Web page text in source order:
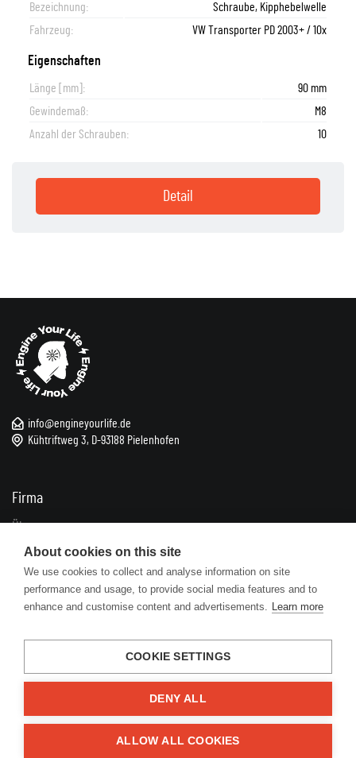
Bezeichnung:
Schraube, Kipphebelwelle
Fahrzeug:
VW Transporter PD 2003+ / 10x
Eigenschaften
Länge [mm]:
90 mm
Gewindemaß:
M8
Anzahl der Schrauben:
10
Detail
info@engineyourlife.de
Kühtriftweg 3, D-93188 Pielenhofen
Firma
Über uns
Impressum
Kontakte
Informationen
FAQ
Zuschüsse
About cookies on this site
We use cookies to collect and analyse information on site
performance and usage, to provide social media features and to
enhance and customise content and advertisements. Learn more
COOKIE SETTINGS
DENY ALL
ALLOW ALL COOKIES